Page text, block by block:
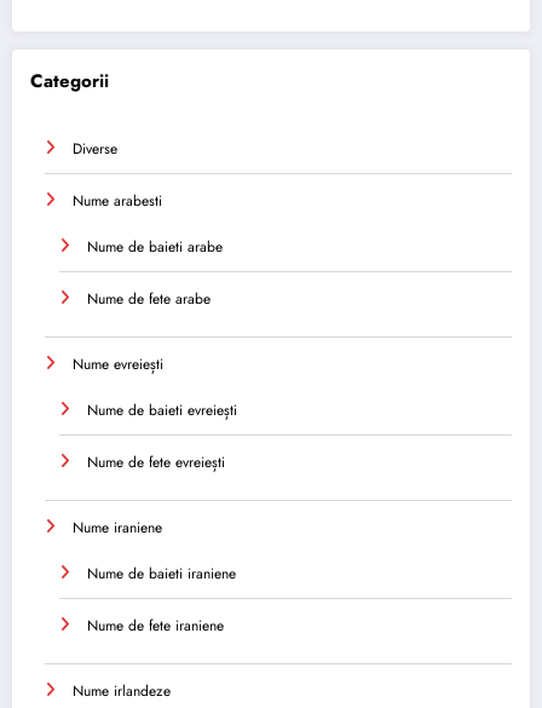
Categorii
Diverse
Nume arabesti
Nume de baieti arabe
Nume de fete arabe
Nume evreiești
Nume de baieti evreiești
Nume de fete evreiești
Nume iraniene
Nume de baieti iraniene
Nume de fete iraniene
Nume irlandeze